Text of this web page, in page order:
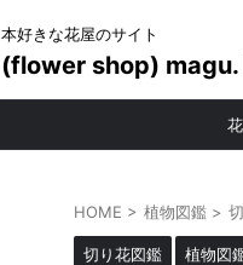
本好きな花屋のサイト
(flower shop)
HOME > 植物図鑑 >
切り花図鑑 植物図